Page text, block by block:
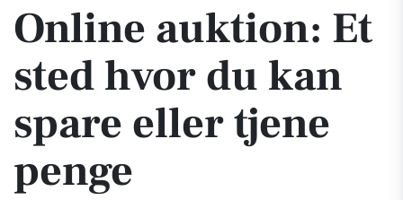
Online auktion: Et
sted hvor du kan
spare eller tjene
penge